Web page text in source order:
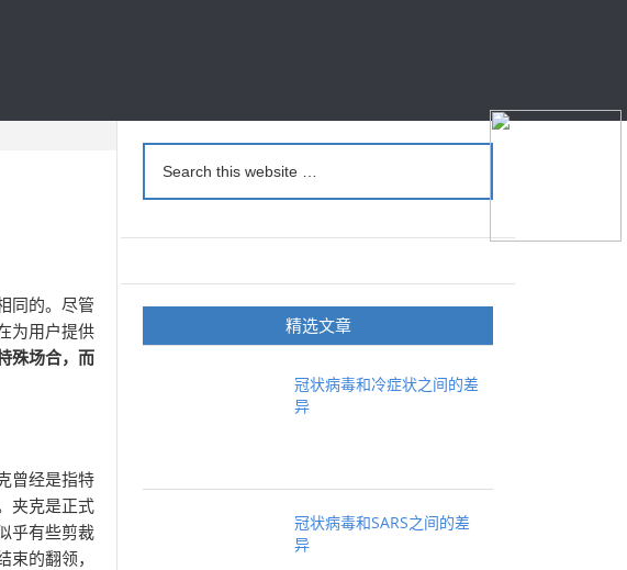
同的。尽管
为用户提供
殊场合，而
曾经是指特
夹克是正式
乎有些剪裁
的翻领，
精选文章
冠状病毒和冷症状之间的差
异
冠状病毒和SARS之间的差
异